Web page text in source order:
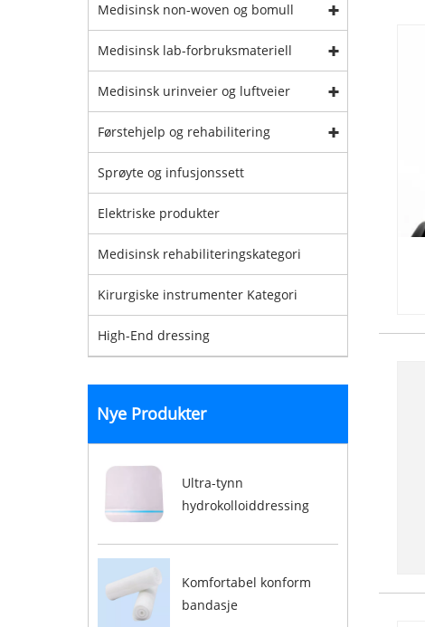
Medisinsk non-woven og bomull
Medisinsk lab-forbruksmateriell
Medisinsk urinveier og luftveier
Førstehjelp og rehabilitering
Sprøyte og infusjonssett
Elektriske produkter
Medisinsk rehabiliteringskategori
Kirurgiske instrumenter Kategori
High-End dressing
Nye Produkter
Ultra-tynn
hydrokolloiddressing
Komfortabel konform
bandasje